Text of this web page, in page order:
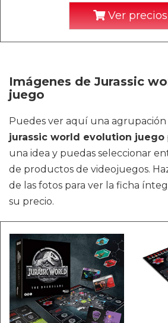
Ver
Imágenes de Jurassic
juego
Puedes ver aquí una
jurassic world evolution juego
una idea y puedas seleccionar
de productos de videojuegos.
de las fotos para ver la ficha
su precio.